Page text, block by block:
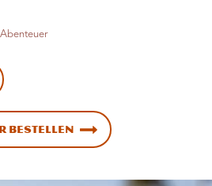
bestellen